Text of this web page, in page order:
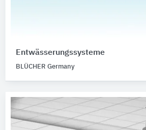
Entwässerungssysteme
BLÜCHER Germany